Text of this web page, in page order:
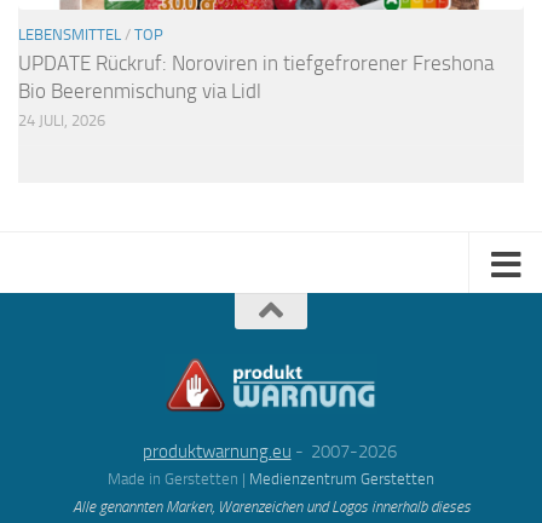
LEBENSMITTEL / TOP
UPDATE Rückruf: Noroviren in tiefgefrorener Freshona
Bio Beerenmischung via Lidl
24 JULI, 2026
produktwarnung.eu - 2007-2026
Made in Gerstetten | Medienzentrum Gerstetten
Alle genannten Marken, Warenzeichen und Logos innerhalb dieses